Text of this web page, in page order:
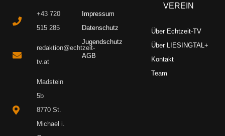
+43 720
515 285
redaktion@echtzeit-
tv.at
Madstein
5b
8770 St.
Michael i.
Impressum
Datenschutz
Jugendschutz
AGB
VEREIN
Über Echtzeit-TV
Über LIESINGTAL+
Kontakt
Team